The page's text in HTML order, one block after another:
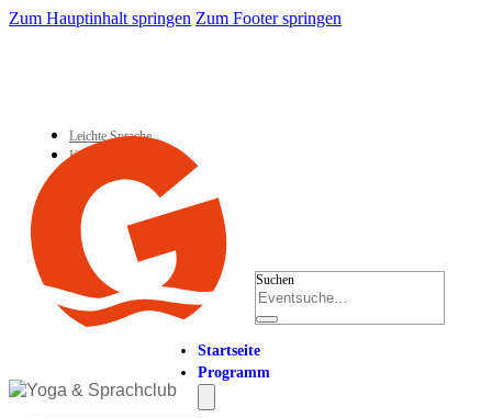
Zum Hauptinhalt springen Zum Footer springen
Leichte Sprache
Kontakt
Suchen
Startseite
Programm